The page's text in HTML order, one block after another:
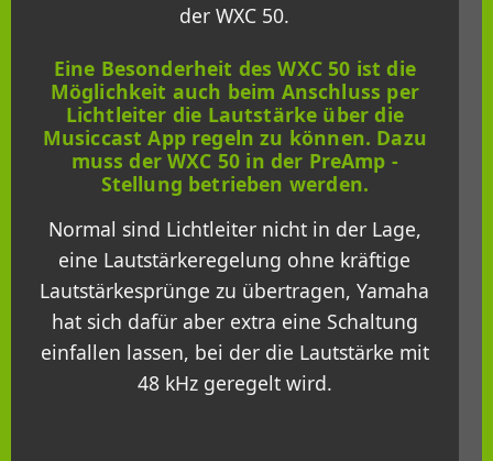
der WXC 50.
Eine Besonderheit des WXC 50 ist die
Möglichkeit auch beim Anschluss per
Lichtleiter die Lautstärke über die
Musiccast App regeln zu können. Dazu
muss der WXC 50 in der PreAmp -
Stellung betrieben werden.
Normal sind Lichtleiter nicht in der Lage,
eine Lautstärkeregelung ohne kräftige
Lautstärkesprünge zu übertragen, Yamaha
hat sich dafür aber extra eine Schaltung
einfallen lassen, bei der die Lautstärke mit
48 kHz geregelt wird.